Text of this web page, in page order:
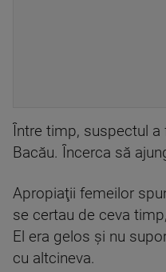
Între timp, suspectul
Bacău. Încerca să
Apropiaţii femeilor
se certau de ceva
El era gelos şi nu
cu altcineva.